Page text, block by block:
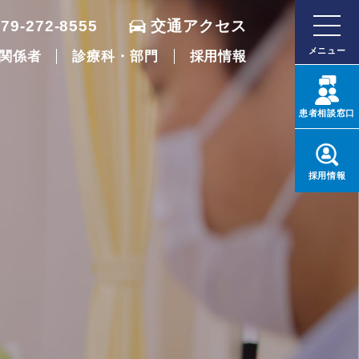
272-8555 交通アクセス
係者 診療科・部門 採用情報 メニュー
患者相談窓口
採用情報